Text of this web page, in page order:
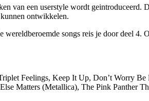
van een userstyle wordt
ontwikkelen.
songs reis je door deel
Feelings, Keep It Up, Don’t Worry
Matters (Metallica), The Pink Panther